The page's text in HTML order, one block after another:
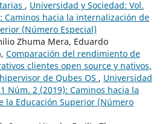
, Universidad y Sociedad: Vol.
Caminos hacia la internalización de
(Número Especial)
Zhuma Mera, Eduardo
Comparación del rendimiento de
clientes open source y nativos,
de Qubes OS , Universidad
Núm. 2 (2019): Caminos hacia la
la Educación Superior (Número